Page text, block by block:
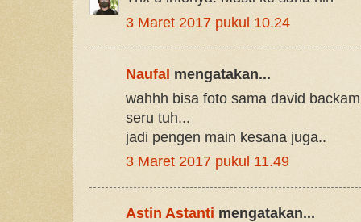
3 Maret 2017 pukul 10.24
Naufal mengatakan...
wahhh bisa foto sama david
seru tuh...
jadi pengen main kesana juga..
3 Maret 2017 pukul 11.49
Astin Astanti mengatakan...